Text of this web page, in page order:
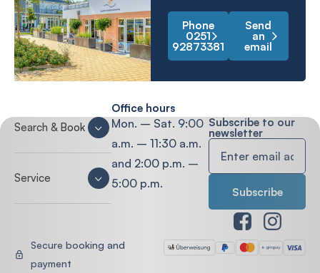
Phone
0251
92873381
Send
an
email
Search & Book
Service
Office hours
Mon. – Sat. 9:00
a.m. – 11:30 a.m.
and 2:00 p.m. –
5:00 p.m.
Subscribe to our
newsletter
Secure booking and
payment